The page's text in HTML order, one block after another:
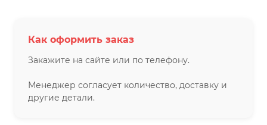
Как оформить заказ
Закажите на сайте или по телефону.
Менеджер согласует количество, доставку и
другие детали.